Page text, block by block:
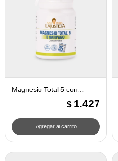
Magnesio Total 5 con
Harpago - Ana Maria
$ 1.427